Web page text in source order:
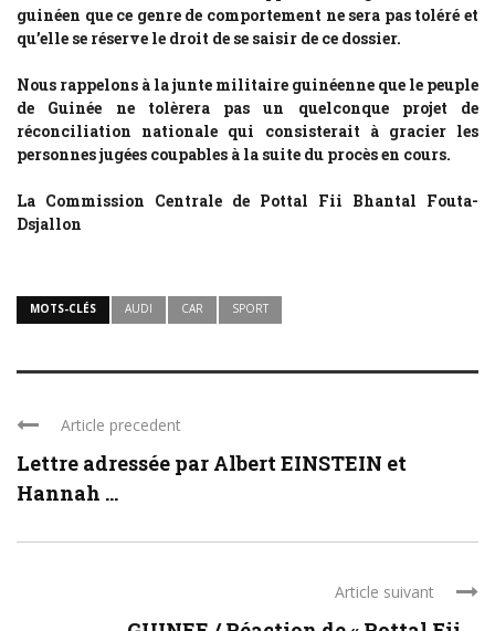
guinéen que ce genre de comportement ne sera pas toléré et
qu’elle se réserve le droit de se saisir de ce dossier.
Nous rappelons à la junte militaire guinéenne que le peuple
de Guinée ne tolèrera pas un quelconque projet de
réconciliation nationale qui consisterait à gracier les
personnes jugées coupables à la suite du procès en cours.
La Commission Centrale de Pottal Fii Bhantal Fouta-
Dsjallon
MOTS-CLÉS AUDI CAR SPORT
Article precedent
Lettre adressée par Albert EINSTEIN et
Hannah ...
Article suivant